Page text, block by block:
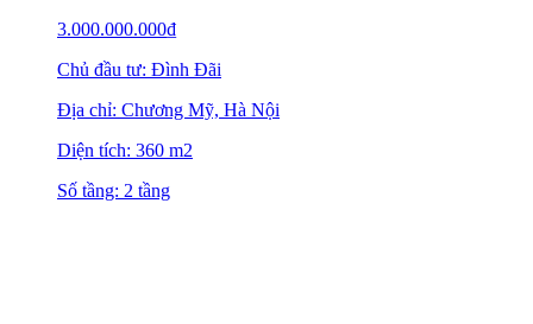
3.000.000.000₫
Chủ đầu tư: Đình Đãi
Địa chỉ: Chương Mỹ, Hà Nội
Diện tích: 360 m2
Số tầng: 2 tầng